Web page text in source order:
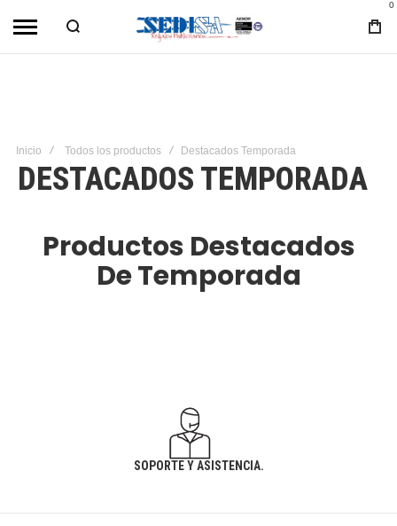
0
Inicio Todos los productos Destacados Temporada
DESTACADOS TEMPORADA
Productos Destacados
De Temporada
SOPORTE Y ASISTENCIA.